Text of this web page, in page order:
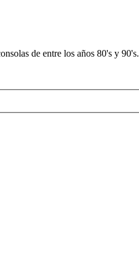
de entre los años 80's y 90's.